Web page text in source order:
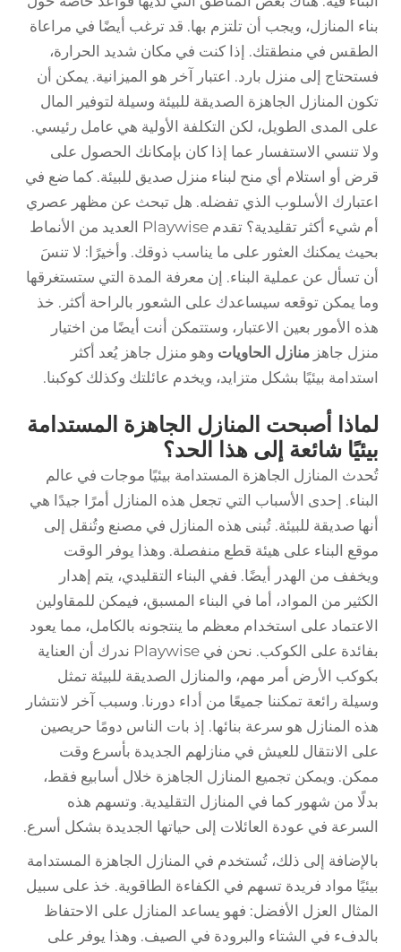
بناء المنازل، ويجب أن تلتزم بها. قد ترغب أيضًا في مراعاة
الطقس في منطقتك. إذا كنت في مكان شديد الحرارة،
فستحتاج إلى منزل بارد. اعتبار آخر هو الميزانية. يمكن أن
تكون المنازل الجاهزة الصديقة للبيئة وسيلة لتوفير المال
على المدى الطويل، لكن التكلفة الأولية هي عامل رئيسي.
ولا تنسي الاستفسار عما إذا كان بإمكانك الحصول على
قرض أو استلام أي منح لبناء منزل صديق للبيئة. كما ضع في
اعتبارك الأسلوب الذي تفضله. هل تبحث عن مظهر عصري
أم شيء أكثر تقليدية؟ تقدم Playwise العديد من الأنماط
بحيث يمكنك العثور على ما يناسب ذوقك. وأخيرًا: لا تنسَ
أن تسأل عن عملية البناء. إن معرفة المدة التي ستستغرقها
وما يمكن توقعه سيساعدك على الشعور بالراحة أكثر. خذ
هذه الأمور بعين الاعتبار، وستتمكن أنت أيضًا من اختيار
منزل جاهز منازل الحاويات وهو منزل جاهز يُعد أكثر
استدامة بيئيًا بشكل متزايد، ويخدم عائلتك وكذلك كوكبنا.
لماذا أصبحت المنازل الجاهزة المستدامة
بيئيًا شائعة إلى هذا الحد؟
تُحدث المنازل الجاهزة المستدامة بيئيًا موجات في عالم
البناء. إحدى الأسباب التي تجعل هذه المنازل أمرًا جيدًا هي
أنها صديقة للبيئة. تُبنى هذه المنازل في مصنع وتُنقل إلى
موقع البناء على هيئة قطع منفصلة. وهذا يوفر الوقت
ويخفف من الهدر أيضًا. ففي البناء التقليدي، يتم إهدار
الكثير من المواد، أما في البناء المسبق، فيمكن للمقاولين
الاعتماد على استخدام معظم ما ينتجونه بالكامل، مما يعود
بفائدة على الكوكب. نحن في Playwise ندرك أن العناية
بكوكب الأرض أمر مهم، والمنازل الصديقة للبيئة تمثل
وسيلة رائعة تمكننا جميعًا من أداء دورنا. وسبب آخر لانتشار
هذه المنازل هو سرعة بنائها. إذ بات الناس دومًا حريصين
على الانتقال للعيش في منازلهم الجديدة بأسرع وقت
ممكن. ويمكن تجميع المنازل الجاهزة خلال أسابيع فقط،
بدلًا من شهور كما في المنازل التقليدية. وتسهم هذه
السرعة في عودة العائلات إلى حياتها الجديدة بشكل أسرع.
بالإضافة إلى ذلك، تُستخدم في المنازل الجاهزة المستدامة
بيئيًا مواد فريدة تسهم في الكفاءة الطاقوية. خذ على سبيل
المثال العزل الأفضل: فهو يساعد المنازل على الاحتفاظ
بالدفء في الشتاء والبرودة في الصيف. وهذا يوفر على